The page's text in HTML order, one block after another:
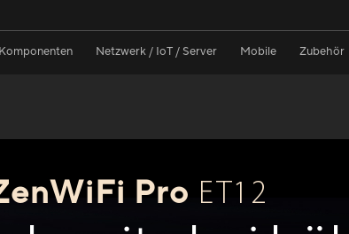
Netzwerk / IoT / Server Mobile Zubehör
Pro ET12